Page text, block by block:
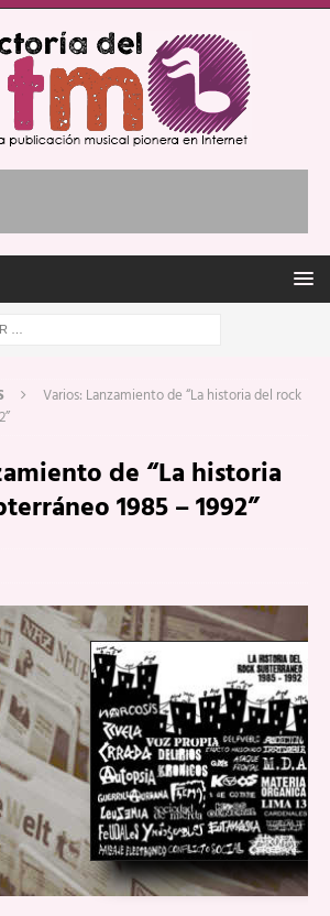
Varios: Lanzamiento de “La historia del rock
de “La historia
1985 – 1992”